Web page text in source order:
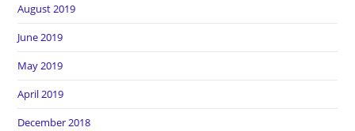
August 2019
June 2019
May 2019
April 2019
December 2018